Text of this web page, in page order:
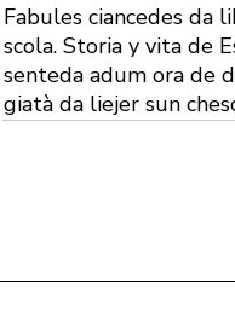
Fabules ciancedes da
scola. Storia y vita de
senteda adum ora de
giatà da liejer sun